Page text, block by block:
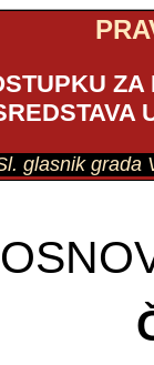
glasnik grada